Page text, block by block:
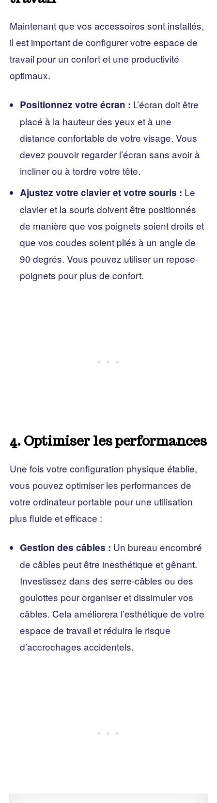
Maintenant que vos accessoires sont installés,
il est important de configurer votre espace de
travail pour un confort et une productivité
optimaux.
Positionnez votre écran : L’écran doit être
placé à la hauteur des yeux et à une
distance confortable de votre visage. Vous
devez pouvoir regarder l’écran sans avoir à
incliner ou à tordre votre tête.
Ajustez votre clavier et votre souris : Le
clavier et la souris doivent être positionnés
de manière que vos poignets soient droits et
que vos coudes soient pliés à un angle de
90 degrés. Vous pouvez utiliser un repose-
poignets pour plus de confort.
4. Optimiser les performances
Une fois votre configuration physique établie,
vous pouvez optimiser les performances de
votre ordinateur portable pour une utilisation
plus fluide et efficace :
Gestion des câbles : Un bureau encombré
de câbles peut être inesthétique et gênant.
Investissez dans des serre-câbles ou des
goulottes pour organiser et dissimuler vos
câbles. Cela améliorera l’esthétique de votre
espace de travail et réduira le risque
d’accrochages accidentels.